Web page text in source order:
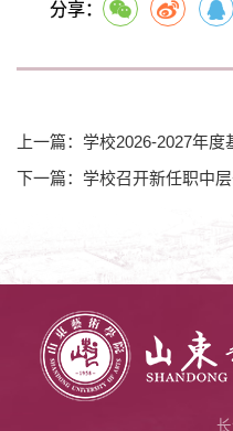
分享：
上一篇：学校2026-2027年
下一篇：学校召开新任职中